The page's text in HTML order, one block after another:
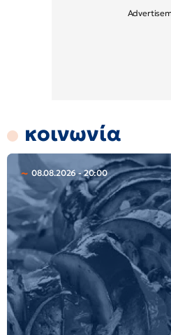
κοινωνία
08.08.2026 - 20:00